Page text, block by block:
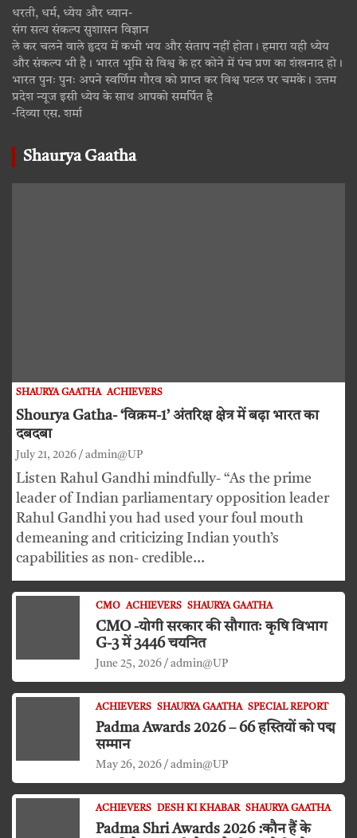
धरती, धर्म, ध्येय और ध्यान-
संग सत्य संकल्प सुशासन विज्ञान
ले कर चलने वाले हृदय में कभी भय और संताप नहीं होता। हमारा यही ध्येय
और संकल्प भी है। भारत भूमि से विश्व के हर कोने में पंच प्रण का शंखनाद हो।
भारत पुनः पुनः अपने स्वर्णिम गौरव को प्राप्त कर विश्व पटल पर चमके। उत्तम
प्रदेश न्यूज इसी ध्येय के साथ आपको समर्पित है
-दिव्या एस. शर्मा
Shaurya Gaatha
SHAURYA GAATHA ACHIEVERS
Shourya Gatha- ‘विक्रम-1’ अंतरिक्ष क्षेत्र में बढ़ा भारत का
दबदबा
July 21, 2026 admin@UP
Listen Rahul Gandhi mindfully- “As the prime
leader of Indian parliamentary opposition leader
Rahul Gandhi you had used your foul mouth
demeaning and criticizing Indian youth’s
capabilities as non- credible…
CMO ACHIEVERS SHAURYA GAATHA
CMO -योगी सरकार की सौगातः कृषि विभाग
G-3 में 3446 चयनित
June 25, 2026 admin@UP
ACHIEVERS SHAURYA GAATHA SPECIAL REPORT
Padma Awards 2026 – 66 हस्तियों को पद्म
सम्मान
May 26, 2026 admin@UP
ACHIEVERS DESH KI KHABAR SHAURYA GAATHA
Padma Shri Awards 2026 :कौन हैं के